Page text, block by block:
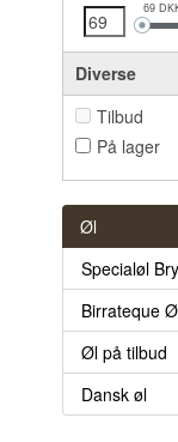
69
Diverse
Tilbud
På lager
Øl
Specialøl
Birrateque
Øl på tilbud
Dansk øl